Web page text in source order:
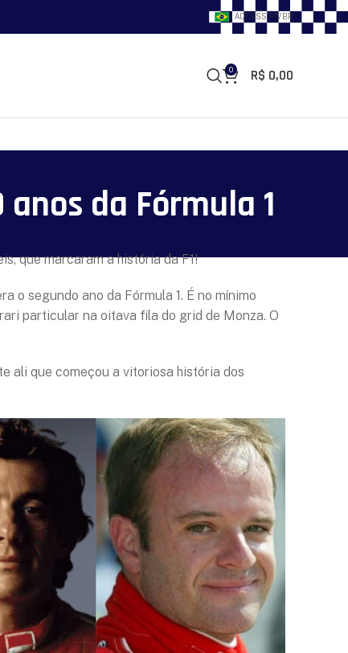
ACCESS PT/BR
0 R$ 0,00
da Fórmula 1
que marcaram a história da F1!
o segundo ano da Fórmula 1. É no mínimo
particular na oitava fila do grid de Monza. O
ali que começou a vitoriosa história dos